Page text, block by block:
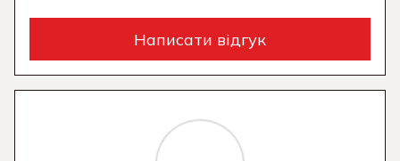
Написати відгук